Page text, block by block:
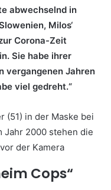
abwechselnd in
, Milos‘
Corona-Zeit
Sie habe ihrer
vergangenen Jahren
viel gedreht.“
Cops“